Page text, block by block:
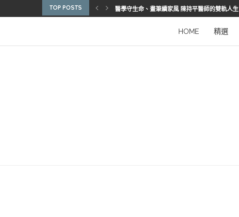
TOP POSTS 醫學守生命、畫筆續家風 陳持平醫師的雙軌人生
2025優秀護理人員表揚 看見疫後醫護堅韌
從臨床到國際舞台 江秉穎醫師的睡眠醫學之路
陳曾基院長：從紅榜少年到偏鄉醫院守望者
臺灣腦健康協會學術研討會 腦疾權威重磅登場
HOME 精選